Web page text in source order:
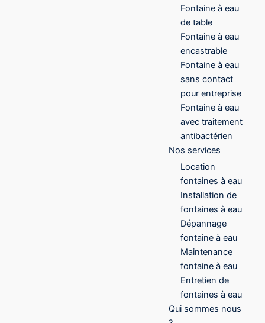
Fontaine à eau
de table
Fontaine à eau
encastrable
Fontaine à eau
sans contact
pour entreprise
Fontaine à eau
avec traitement
antibactérien
Nos services
Location
fontaines à eau
Installation de
fontaines à eau
Dépannage
fontaine à eau
Maintenance
fontaine à eau
Entretien de
fontaines à eau
Qui sommes nous